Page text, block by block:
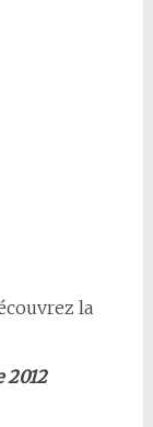
la
2012